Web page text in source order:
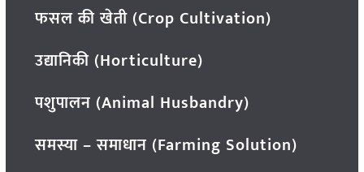
फसल की खेती (Crop Cultivation)
उद्यानिकी (Horticulture)
पशुपालन (Animal Husbandry)
समस्या – समाधान (Farming Solution)